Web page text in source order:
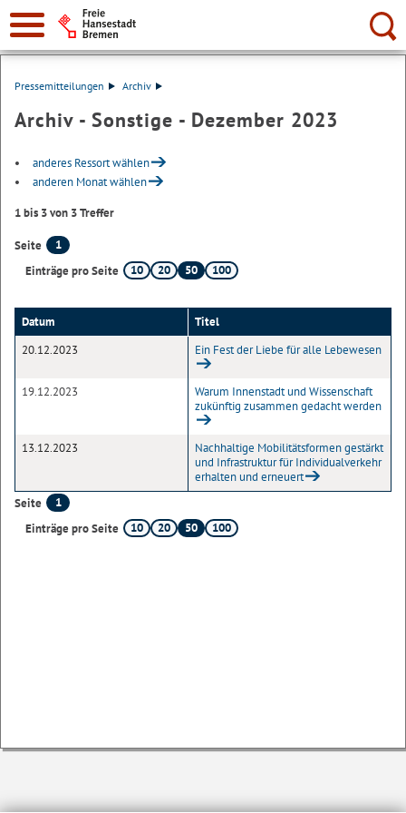
Suche:
Pressemitteilungen Archiv
Archiv - Sonstige - Dezember 2023
anderes Ressort wählen
anderen Monat wählen
1 bis 3 von 3 Treffer
Seite
1
Einträge pro Seite
10 20 50 100
Datum
Titel
20.12.2023
Ein Fest der Liebe für alle Lebewesen
19.12.2023
Warum Innenstadt und Wissenschaft
zukünftig zusammen gedacht werden
13.12.2023
Nachhaltige Mobilitätsformen gestärkt
und Infrastruktur für Individualverkehr
erhalten und erneuert
Seite
1
Einträge pro Seite
10 20 50 100